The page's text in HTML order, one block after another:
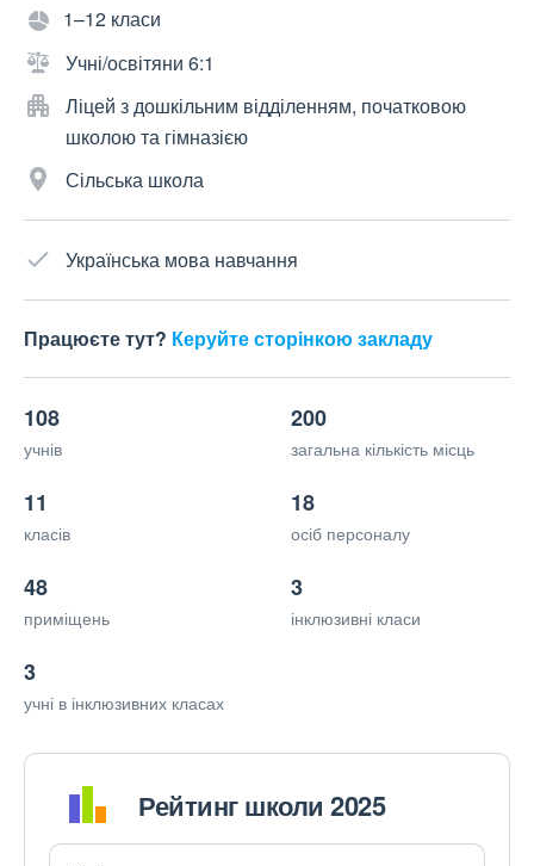
1–12 класи
Учні/освітяни 6:1
Ліцей з дошкільним відділенням, початковою
школою та гімназією
Сільська школа
Українська мова навчання
Працюєте тут? Керуйте сторінкою закладу
108
учнів
200
загальна кількість місць
11
класів
18
осіб персоналу
48
приміщень
3
інклюзивні класи
3
учні в інклюзивних класах
Рейтинг школи 2025